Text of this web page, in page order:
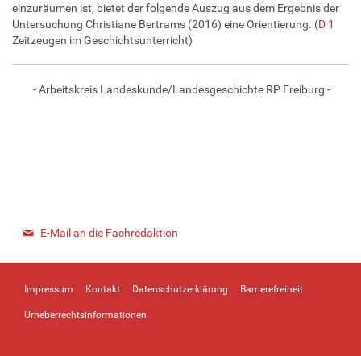
einzuräumen ist, bietet der folgende Auszug aus dem Ergebnis der
Untersuchung Christiane Bertrams (2016) eine Orientierung. (D 1
Zeitzeugen im Geschichtsunterricht)
- Arbeitskreis Landeskunde/Landesgeschichte RP Freiburg -
E-Mail an die Fachredaktion
Impressum Kontakt Datenschutzerklärung Barrierefreiheit
Urheberrechtsinformationen